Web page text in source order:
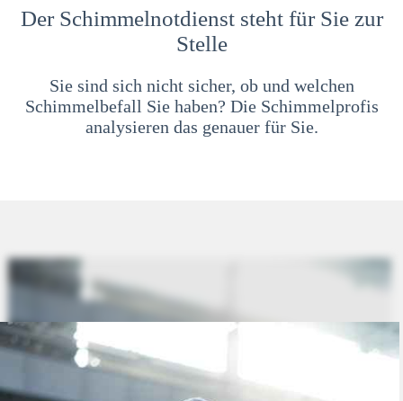
Der Schimmelnotdienst steht für Sie zur
Stelle
Sie sind sich nicht sicher, ob und welchen
Schimmelbefall Sie haben? Die Schimmelprofis
analysieren das genauer für Sie.